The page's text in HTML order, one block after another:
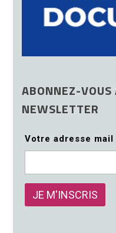
ABONNEZ-VOUS
NEWSLETTER
Votre adresse mail